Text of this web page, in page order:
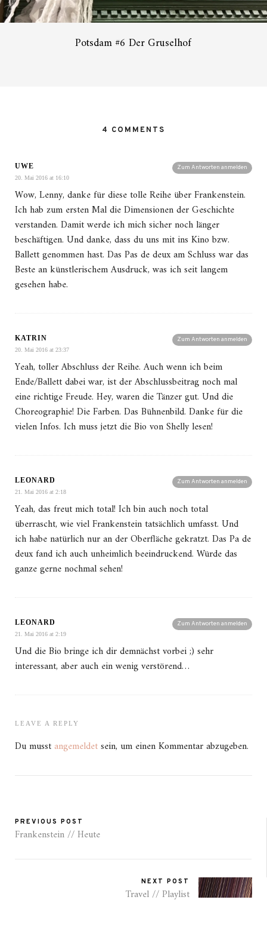
Potsdam #6 Der Gruselhof
4 COMMENTS
Zum Antworten anmelden
UWE
20. Mai 2016 at 16:10
Wow, Lenny, danke für diese tolle Reihe über Frankenstein.
Ich hab zum ersten Mal die Dimensionen der Geschichte
verstanden. Damit werde ich mich sicher noch länger
beschäftigen. Und danke, dass du uns mit ins Kino bzw.
Ballett genommen hast. Das Pas de deux am Schluss war das
Beste an künstlerischem Ausdruck, was ich seit langem
gesehen habe.
Zum Antworten anmelden
KATRIN
20. Mai 2016 at 23:37
Yeah, toller Abschluss der Reihe. Auch wenn ich beim
Ende/Ballett dabei war, ist der Abschlussbeitrag noch mal
eine richtige Freude. Hey, waren die Tänzer gut. Und die
Choreographie! Die Farben. Das Bühnenbild. Danke für die
vielen Infos. Ich muss jetzt die Bio von Shelly lesen!
Zum Antworten anmelden
LEONARD
21. Mai 2016 at 2:18
Yeah, das freut mich total! Ich bin auch noch total
überrascht, wie viel Frankenstein tatsächlich umfasst. Und
ich habe natürlich nur an der Oberfläche gekratzt. Das Pa de
deux fand ich auch unheimlich beeindruckend. Würde das
ganze gerne nochmal sehen!
Zum Antworten anmelden
LEONARD
21. Mai 2016 at 2:19
Und die Bio bringe ich dir demnächst vorbei ;) sehr
interessant, aber auch ein wenig verstörend…
LEAVE A REPLY
Du musst angemeldetsein, um einen Kommentar abzugeben.
PREVIOUS POST
Frankenstein // Heute
NEXT POST
Travel // Playlist